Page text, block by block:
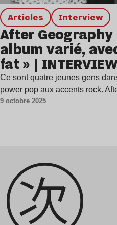
Articles interview
After Geography
album varié,
fat » |
Ce sont quatre jeunes gens
power pop aux accents rock.
9 octobre 2025